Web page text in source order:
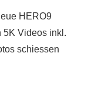
HERO9
5K Videos inkl.
schiessen